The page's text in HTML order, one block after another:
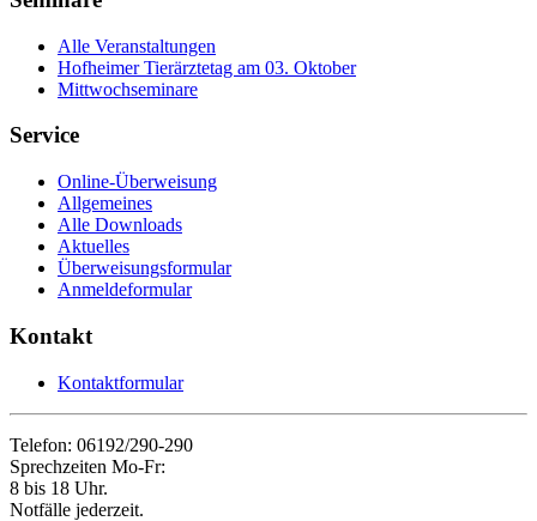
Alle Veranstaltungen
Hofheimer Tierärztetag am 03. Oktober
Mittwochseminare
Service
Online-Überweisung
Allgemeines
Alle Downloads
Aktuelles
Überweisungsformular
Anmeldeformular
Kontakt
Kontaktformular
Telefon: 06192/290-290
Sprechzeiten Mo-Fr:
8 bis 18 Uhr.
Notfälle jederzeit.